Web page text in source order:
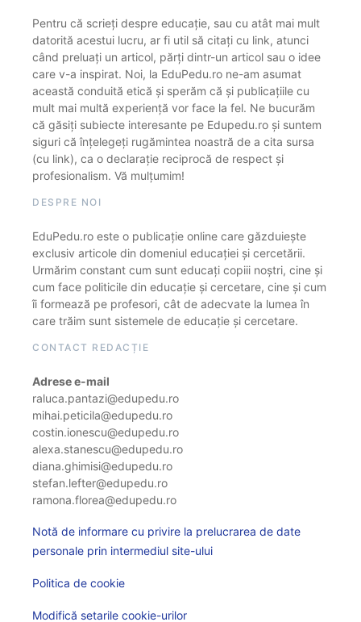
Pentru că scrieți despre educație, sau cu atât mai mult
datorită acestui lucru, ar fi util să citați cu link, atunci
când preluați un articol, părți dintr-un articol sau o idee
care v-a inspirat. Noi, la EduPedu.ro ne-am asumat
această conduită etică și sperăm că și publicațiile cu
mult mai multă experiență vor face la fel. Ne bucurăm
că găsiți subiecte interesante pe Edupedu.ro și suntem
siguri că înțelegeți rugămintea noastră de a cita sursa
(cu link), ca o declarație reciprocă de respect și
profesionalism. Vă mulțumim!
DESPRE NOI
EduPedu.ro este o publicație online care găzduiește
exclusiv articole din domeniul educației și cercetării.
Urmărim constant cum sunt educați copiii noștri, cine și
cum face politicile din educație și cercetare, cine și cum
îi formează pe profesori, cât de adecvate la lumea în
care trăim sunt sistemele de educație și cercetare.
CONTACT REDACȚIE
Adrese e-mail
raluca.pantazi@edupedu.ro
mihai.peticila@edupedu.ro
costin.ionescu@edupedu.ro
alexa.stanescu@edupedu.ro
diana.ghimisi@edupedu.ro
stefan.lefter@edupedu.ro
ramona.florea@edupedu.ro
Notă de informare cu privire la prelucrarea de date
personale prin intermediul site-ului
Politica de cookie
Modifică setarile cookie-urilor